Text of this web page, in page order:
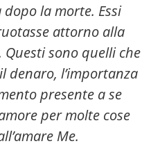
la morte. Essi
attorno alla
sono quelli che
denaro, l’importanza
presente a se
per molte cose
Me.